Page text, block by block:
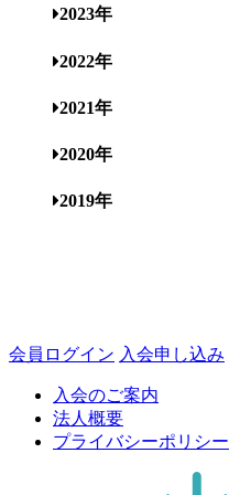
2023年
2022年
2021年
2020年
2019年
会員ログイン 入会申し込み
入会のご案内
法人概要
プライバシーポリシー